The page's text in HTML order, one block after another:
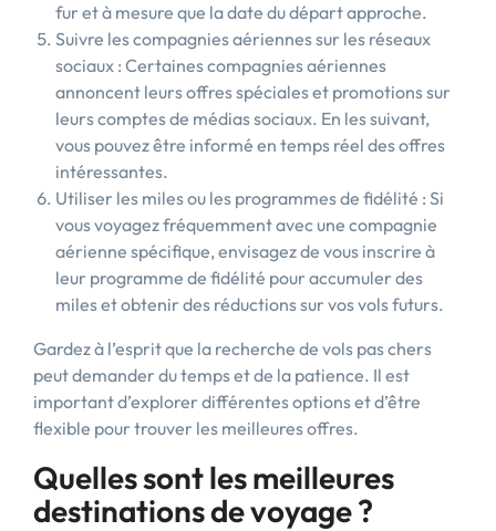
fur et à mesure que la date du départ approche.
Suivre les compagnies aériennes sur les réseaux
sociaux : Certaines compagnies aériennes
annoncent leurs offres spéciales et promotions sur
leurs comptes de médias sociaux. En les suivant,
vous pouvez être informé en temps réel des offres
intéressantes.
Utiliser les miles ou les programmes de fidélité : Si
vous voyagez fréquemment avec une compagnie
aérienne spécifique, envisagez de vous inscrire à
leur programme de fidélité pour accumuler des
miles et obtenir des réductions sur vos vols futurs.
Gardez à l’esprit que la recherche de vols pas chers
peut demander du temps et de la patience. Il est
important d’explorer différentes options et d’être
flexible pour trouver les meilleures offres.
Quelles sont les meilleures
destinations de voyage ?